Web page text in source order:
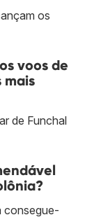
os
voos de
mais
de Funchal
consegue-